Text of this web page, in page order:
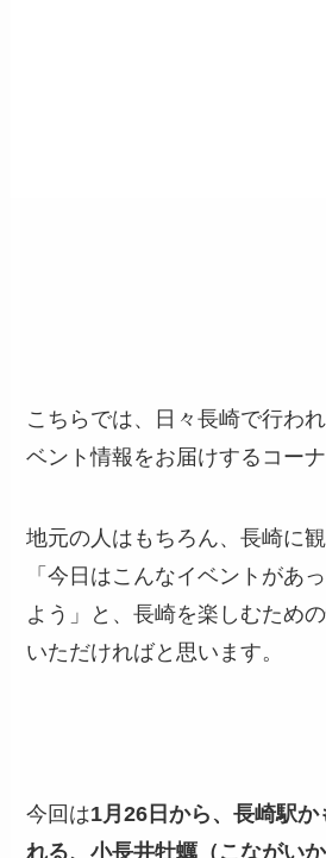
こちらでは、日々長崎で行わ
ベント情報をお届けするコーナ
地元の人はもちろん、長崎に
「今日はこんなイベントがあ
よう」と、長崎を楽しむため
いただければと思います。
今回は1月26日から、長崎駅か
れる、小長井牡蠣（こながい